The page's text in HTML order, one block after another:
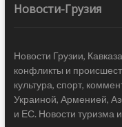
Новости-Грузия
Новости Грузии,
конфликты и
культура, спорт,
Украиной, Арменией,
и ЕС. Новости туризма